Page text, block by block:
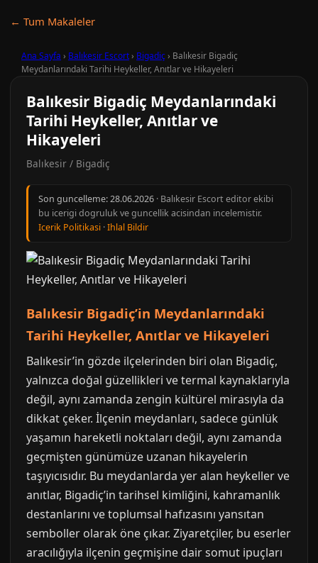
← Tum Makaleler
Ana Sayfa › Balıkesir Escort› Bigadiç› Balıkesir Bigadiç
Meydanlarındaki Tarihi Heykeller, Anıtlar ve Hikayeleri
Balıkesir Bigadiç Meydanlarındaki
Tarihi Heykeller, Anıtlar ve
Hikayeleri
Balıkesir / Bigadiç
Son guncelleme:28.06.2026 · Balıkesir Escort editor ekibi
bu icerigi dogruluk ve guncellik acisindan incelemistir.
Icerik Politikasi ·Ihlal Bildir
Balıkesir Bigadiç’in Meydanlarındaki
Tarihi Heykeller, Anıtlar ve Hikayeleri
Balıkesir’in gözde ilçelerinden biri olan Bigadiç,
yalnızca doğal güzellikleri ve termal kaynaklarıyla
değil, aynı zamanda zengin kültürel mirasıyla da
dikkat çeker. İlçenin meydanları, sadece günlük
yaşamın hareketli noktaları değil, aynı zamanda
geçmişten günümüze uzanan hikayelerin
taşıyıcısıdır. Bu meydanlarda yer alan heykeller ve
anıtlar, Bigadiç’in tarihsel kimliğini, kahramanlık
destanlarını ve toplumsal hafızasını yansıtan
semboller olarak öne çıkar. Ziyaretçiler, bu eserler
aracılığıyla ilçenin geçmişine dair somut ipuçları